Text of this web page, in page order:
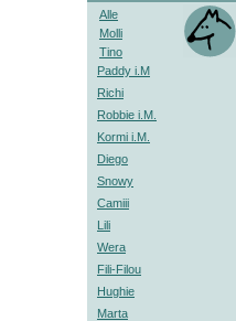
Alle
Molli
Tino
Paddy i.M
Richi
Robbie i.M.
Kormi i.M.
Diego
Snowy
Camiii
Lili
Wera
Fili-Filou
Hughie
Marta